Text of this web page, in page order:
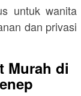
untuk wanita
dan privasi
Murah di